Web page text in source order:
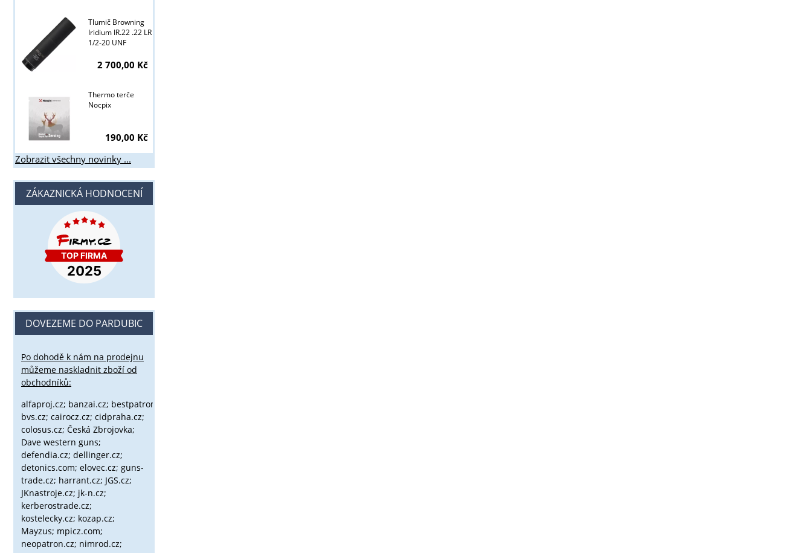
Tlumič Browning
Iridium IR.22 .22 LR
1/2-20 UNF
2 700,00 Kč
Thermo terče
Nocpix
190,00 Kč
Zobrazit všechny novinky ...
ZÁKAZNICKÁ HODNOCENÍ
DOVEZEME DO PARDUBIC
Po dohodě k nám na prodejnu
můžeme naskladnit zboží od
obchodníků:
alfaproj.cz; banzai.cz; bestpatron.eu;
bvs.cz; cairocz.cz; cidpraha.cz;
colosus.cz; Česká Zbrojovka;
Dave western guns;
defendia.cz; dellinger.cz;
detonics.com; elovec.cz; guns-
trade.cz; harrant.cz; JGS.cz;
JKnastroje.cz; jk-n.cz;
kerberostrade.cz;
kostelecky.cz; kozap.cz;
Mayzus; mpicz.com;
neopatron.cz; nimrod.cz;